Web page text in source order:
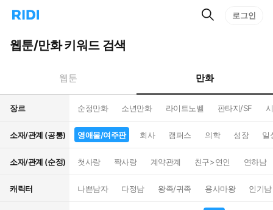
리
홈
으
턴
트
검
로그인
웹툰/만화 키워드 검색
웹툰 만화
장르 순정만화 소년만화 라이트노벨 판타지/SF
소재/관계 (공통) 영애물/여주판 회사 캠퍼스 의학 성장 일
소재/관계 (순정) 첫사랑 짝사랑 계약관계 친구>연인 연하남
캐릭터 나쁜남자 다정남 왕족/귀족 용사마왕 인기남